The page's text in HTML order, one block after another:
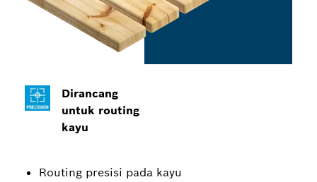
Dirancang
untuk routing
kayu
Routing presisi pada kayu